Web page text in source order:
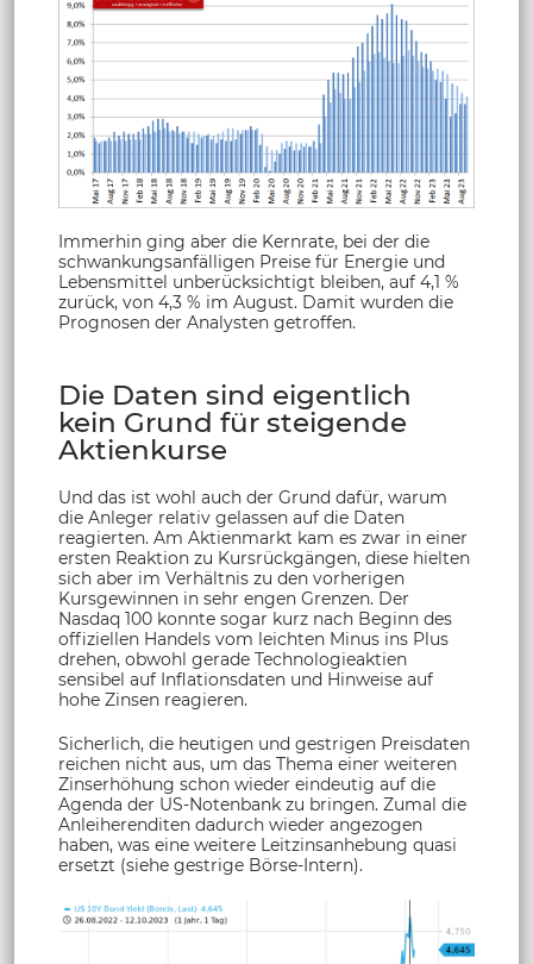
Immerhin ging aber die Kernrate, bei der die
schwankungsanfälligen Preise für Energie und
Lebensmittel unberücksichtigt bleiben, auf 4,1 %
zurück, von 4,3 % im August. Damit wurden die
Prognosen der Analysten getroffen.
Die Daten sind eigentlich
kein Grund für steigende
Aktienkurse
Und das ist wohl auch der Grund dafür, warum
die Anleger relativ gelassen auf die Daten
reagierten. Am Aktienmarkt kam es zwar in einer
ersten Reaktion zu Kursrückgängen, diese hielten
sich aber im Verhältnis zu den vorherigen
Kursgewinnen in sehr engen Grenzen. Der
Nasdaq 100 konnte sogar kurz nach Beginn des
offiziellen Handels vom leichten Minus ins Plus
drehen, obwohl gerade Technologieaktien
sensibel auf Inflationsdaten und Hinweise auf
hohe Zinsen reagieren.
Sicherlich, die heutigen und gestrigen Preisdaten
reichen nicht aus, um das Thema einer weiteren
Zinserhöhung schon wieder eindeutig auf die
Agenda der US-Notenbank zu bringen. Zumal die
Anleiherenditen dadurch wieder angezogen
haben, was eine weitere Leitzinsanhebung quasi
ersetzt (siehe gestrige Börse-Intern).